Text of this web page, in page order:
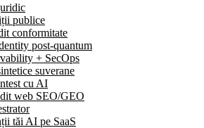
publice
conformitate
post-quantum
+ SecOps
suverane
cu AI
web SEO/GEO
tăi AI pe SaaS